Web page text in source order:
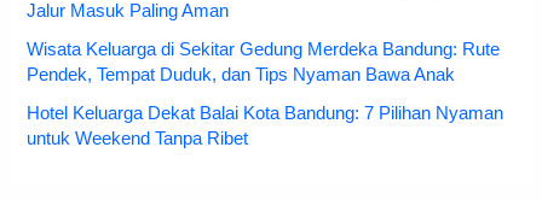
Jalur Masuk Paling Aman
Wisata Keluarga di Sekitar Gedung Merdeka Bandung: Rute
Pendek, Tempat Duduk, dan Tips Nyaman Bawa Anak
Hotel Keluarga Dekat Balai Kota Bandung: 7 Pilihan Nyaman
untuk Weekend Tanpa Ribet